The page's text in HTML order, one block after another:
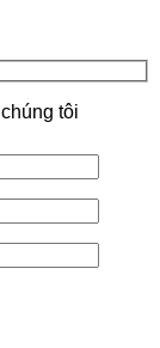
tôi